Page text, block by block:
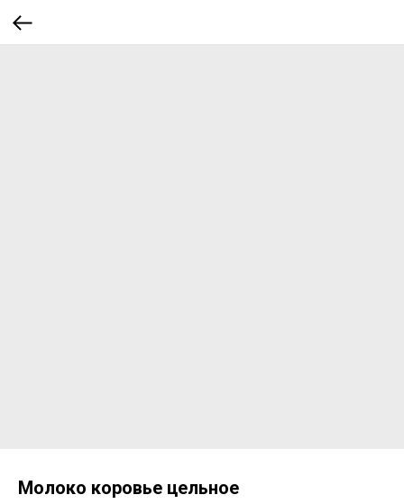
Молоко коровье цельное